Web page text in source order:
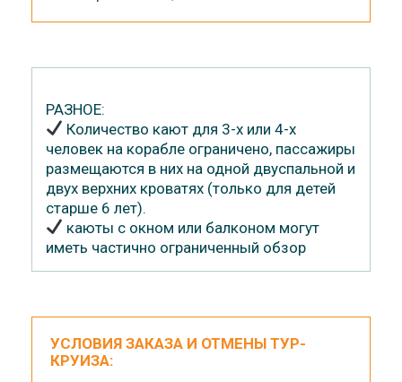
РАЗНОЕ:
Количество кают для 3-х или 4-х
человек на корабле ограничено, пассажиры
размещаются в них на одной двуспальной и
двух верхних кроватях (только для детей
старше 6 лет).
каюты с окном или балконом могут
иметь частично ограниченный обзор
УСЛОВИЯ ЗАКАЗА И ОТМЕНЫ ТУР-
КРУИЗА: